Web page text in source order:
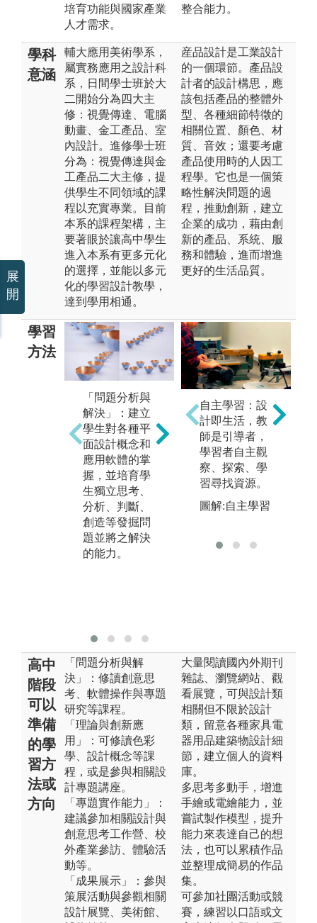
培育功能與國家產業
人才需求。
整合能力。
學科
意涵
輔大應用美術學系，
屬實務應用之設計科
系，日間學士班於大
二開始分為四大主
修：視覺傳達、電腦
動畫、金工產品、室
內設計。進修學士班
分為：視覺傳達與金
工產品二大主修，提
供學生不同領域的課
程以充實專業。目前
本系的課程架構，主
要著眼於讓高中學生
進入本系有更多元化
的選擇，並能以多元
化的學習設計教學，
達到學用相通。
産品設計是工業設計
的一個環節。產品設
計者的設計構思，應
該包括產品的整體外
型、各種細節特徵的
相關位置、顏色、材
質、音效；還要考慮
產品使用時的人因工
程學。它也是一個策
略性解決問題的過
程，推動創新，建立
企業的成功，藉由創
新的產品、系統、服
務和體驗，進而增進
更好的生活品質。
學習
方法
「問題分析與
解決」：建立
學生對各種平
面設計概念和
應用軟體的掌
握，並培育學
生獨立思考、
分析、判斷、
創造等發掘問
題並將之解決
的能力。
「理論與創新
應用」：設計
基礎、設計心
理學、色彩
學...等理論學
習，結合本校
創意設計中心
相關領域的學
自主學習：設
計即生活，教
師是引導者，
學習者自主觀
察、探索、學
習尋找資源。
圖解:自主學習
高中
階段
可以
準備
的學
習方
法或
方向
「問題分析與解
決」：修讀創意思
考、軟體操作與專題
研究等課程。
「理論與創新應
用」：可修讀色彩
學、設計概念等課
程，或是參與相關設
計專題講座。
「專題實作能力」：
建議參加相關設計與
創意思考工作營、校
外產業參訪、體驗活
動等。
「成果展示」：參與
策展活動與參觀相關
設計展覽、美術館、
大量閱讀國內外期刊
雜誌、瀏覽網站、觀
看展覽，可與設計類
相關但不限於設計
類，留意各種家具電
器用品建築物設計細
節，建立個人的資料
庫。
多思考多動手，增進
手繪或電繪能力，並
嘗試製作模型，提升
能力來表達自己的想
法，也可以累積作品
並整理成簡易的作品
集。
可參加社團活動或競
賽，練習以口語或文
展
開